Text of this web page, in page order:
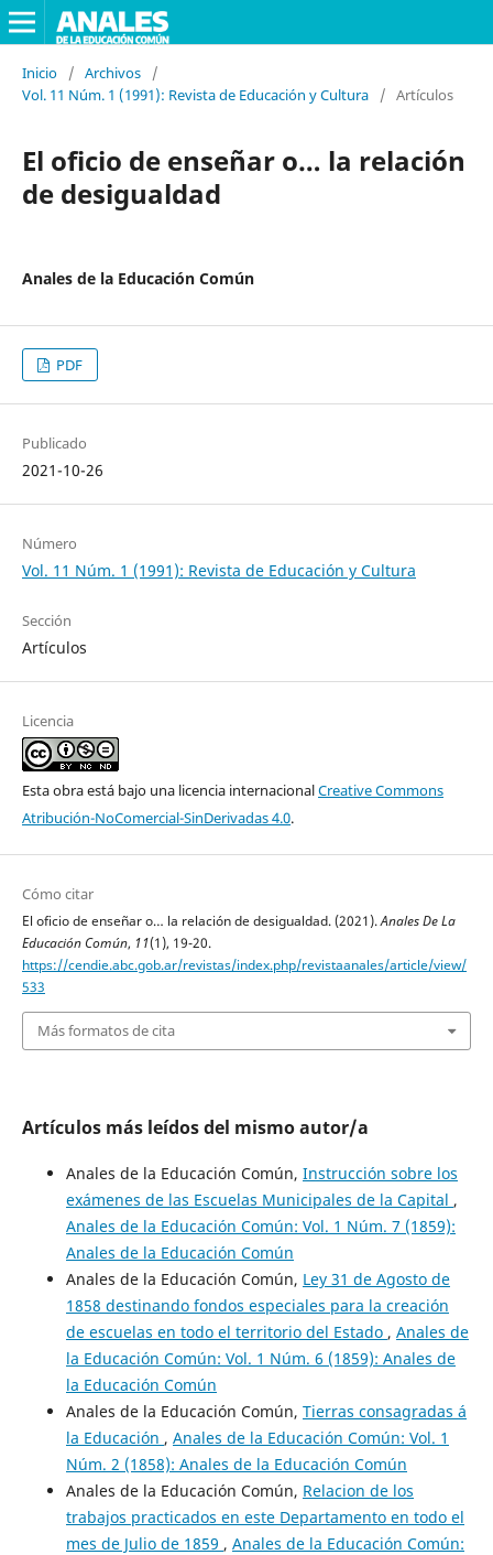
Inicio / Archivos
/
Vol. 11 Núm. 1 (1991): Revista de Educación y Cultura
/ Artículos
El oficio de enseñar o… la relación
de desigualdad
Anales de la Educación Común
PDF
Publicado
2021-10-26
Número
Vol. 11 Núm. 1 (1991): Revista de Educación y Cultura
Sección
Artículos
Licencia
Esta obra está bajo una licencia internacionalCreative Commons
Atribución-NoComercial-SinDerivadas 4.0.
Cómo citar
El oficio de enseñar o… la relación de desigualdad. (2021).Anales De La
Educación Común, 11(1), 19-20.
https://cendie.abc.gob.ar/revistas/index.php/revistaanales/article/view/
533
Más formatos de cita
Artículos más leídos del mismo autor/a
Anales de la Educación Común, Instrucción sobre los
exámenes de las Escuelas Municipales de la Capital ,
Anales de la Educación Común: Vol. 1 Núm. 7 (1859):
Anales de la Educación Común
Anales de la Educación Común, Ley 31 de Agosto de
1858 destinando fondos especiales para la creación
de escuelas en todo el territorio del Estado , Anales de
la Educación Común: Vol. 1 Núm. 6 (1859): Anales de
la Educación Común
Anales de la Educación Común, Tierras consagradas á
la Educación , Anales de la Educación Común: Vol. 1
Núm. 2 (1858): Anales de la Educación Común
Anales de la Educación Común, Relacion de los
trabajos practicados en este Departamento en todo el
mes de Julio de 1859 , Anales de la Educación Común: